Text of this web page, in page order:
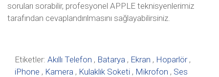
soruları sorabilir, profesyonel APPLE teknisyenlerimiz
tarafından cevaplandırılmasını sağlayabilirsiniz.
Etiketler: Akıllı Telefon , Batarya , Ekran , Hoparlör,
iPhone , Kamera , Kulaklık Soketi , Mikrofon , Ses